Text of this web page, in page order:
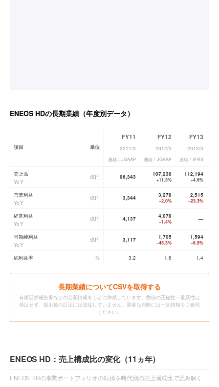
ENEOS HDの長期業績（年度別データ）
ENEOS HD
項目 単位
FY11
2011/3
連結 / JGAAP
FY12
2012/3
連結 / JGAAP
FY13
2013/3
連結 / IFRS
売上高
YoY
億円 96,343 107,238
+11.3%
112,194
+4.6%
営業利益
YoY
億円 3,344 3,278
−2.0%
2,515
−23.3%
経常利益
YoY
億円 4,137 4,078
−1.4% —
当期純利益
YoY
億円 3,117 1,705
−45.3%
1,594
−6.5%
純利益率 % 3.2 1.6 1.4
長期業績についてCSVを取得する
有価証券報告書などの公開情報をもとに作成しています。数値の正確性・最新性は
保証せず、提出後の訂正には追従していません。重要な判断には一次情報をご参照
ください。
ENEOS HD：売上構成比の変化（11ヵ年）
ENEOS HDの事業ポートフォリオの転換を時代別の売上構成比で読み解く